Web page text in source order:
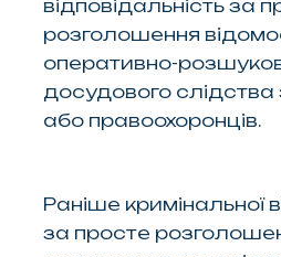
відповідальність за
розголошення
оперативно-
досудового слідства
або правоохоронців.
Раніше кримінальної
за просте